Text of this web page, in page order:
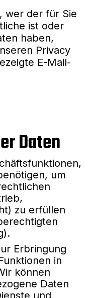
wer der für Sie
ist oder
haben,
Privacy
E-Mail-
Daten
um
zu erfüllen
Erbringung
in
können
Daten
und